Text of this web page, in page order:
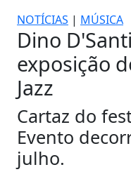
NOTÍCIAS | MÚSICA
Dino
exposição
Jazz
Cartaz do
Evento
julho.